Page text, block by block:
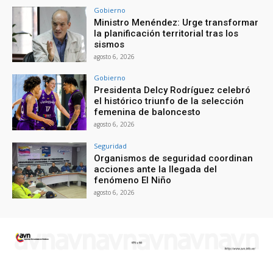
Gobierno
Ministro Menéndez: Urge transformar
la planificación territorial tras los
sismos
agosto 6, 2026
Gobierno
Presidenta Delcy Rodríguez celebró
el histórico triunfo de la selección
femenina de baloncesto
agosto 6, 2026
Seguridad
Organismos de seguridad coordinan
acciones ante la llegada del
fenómeno El Niño
agosto 6, 2026